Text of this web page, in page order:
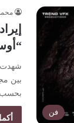
فن
شهدت
بين
بحسب